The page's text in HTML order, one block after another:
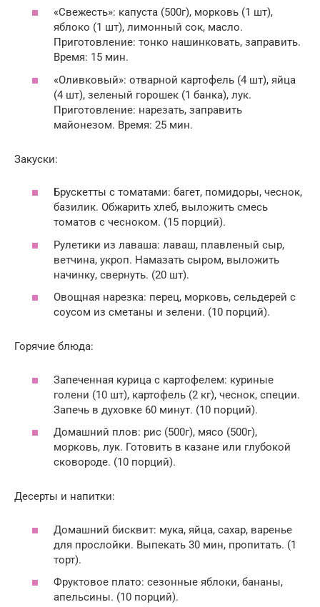
«Свежесть»: капуста (500г), морковь (1 шт),
яблоко (1 шт), лимонный сок, масло.
Приготовление: тонко нашинковать, заправить.
Время: 15 мин.
«Оливковый»: отварной картофель (4 шт), яйца
(4 шт), зеленый горошек (1 банка), лук.
Приготовление: нарезать, заправить
майонезом. Время: 25 мин.
Закуски:
Брускетты с томатами: багет, помидоры, чеснок,
базилик. Обжарить хлеб, выложить смесь
томатов с чесноком. (15 порций).
Рулетики из лаваша: лаваш, плавленый сыр,
ветчина, укроп. Намазать сыром, выложить
начинку, свернуть. (20 шт).
Овощная нарезка: перец, морковь, сельдерей с
соусом из сметаны и зелени. (10 порций).
Горячие блюда:
Запеченная курица с картофелем: куриные
голени (10 шт), картофель (2 кг), чеснок, специи.
Запечь в духовке 60 минут. (10 порций).
Домашний плов: рис (500г), мясо (500г),
морковь, лук. Готовить в казане или глубокой
сковороде. (10 порций).
Десерты и напитки:
Домашний бисквит: мука, яйца, сахар, варенье
для прослойки. Выпекать 30 мин, пропитать. (1
торт).
Фруктовое плато: сезонные яблоки, бананы,
апельсины. (10 порций).